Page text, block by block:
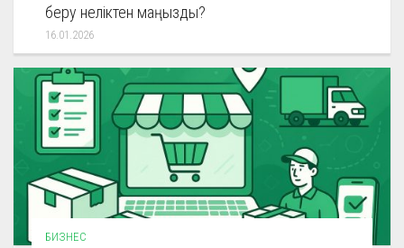
беру неліктен маңызды?
16.01.2026
БИЗНЕС